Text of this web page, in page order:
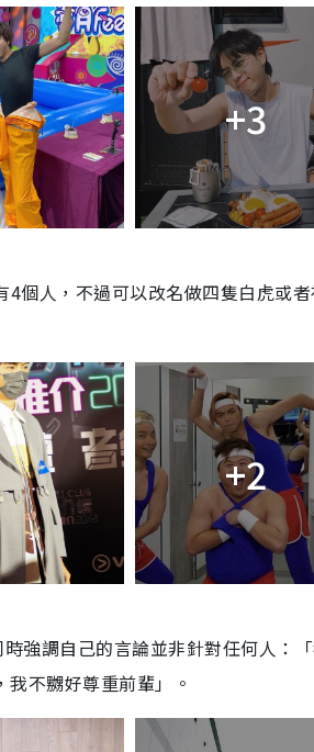
+3
4個人， 不過可以改名做四隻白虎或
+2
強調自己的言論並非針對任何人：
不嬲好尊重前輩」。